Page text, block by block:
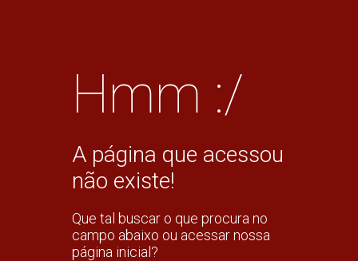
Hmm :/
A página que acessou
não existe!
Que tal buscar o que procura no
campo abaixo ou acessar nossa
página inicial?